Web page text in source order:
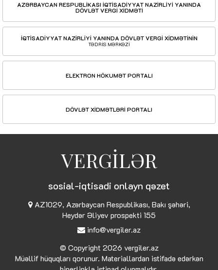
AZƏRBAYCAN RESPUBLİKASI İQTİSADİYYAT NAZİRLİYİ YANINDA
DÖVLƏT VERGİ XİDMƏTİ
İQTİSADİYYAT NAZİRLİYİ YANINDA DÖVLƏT VERGİ XİDMƏTİNİN
TƏDRİS MƏRKƏZİ
ELEKTRON HÖKUMƏT PORTALI
DÖVLƏT XİDMƏTLƏRİ PORTALI
VERGİLƏR
sosial-iqtisadi onlayn qəzet
AZ1029, Azərbaycan Respublikası, Bakı şəhəri,
Heydər Əliyev prospekti 155
info@vergiler.az
© Copyright 2026 vergiler.az
Müəllif hüquqları qorunur. Materiallardan istifadə edərkən